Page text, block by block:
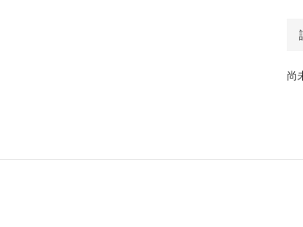
尚